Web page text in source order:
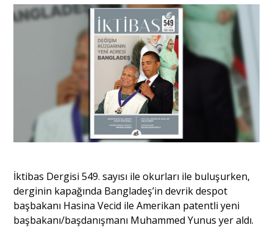
Kültür - Sanat
Ekonomi
Dünya
Söyleşi
Yazı Dizisi
İktibas Dergisi 549. sayısı ile okurları ile buluşurken,
derginin kapağında Bangladeş’in devrik despot
başbakanı Hasina Vecid ile Amerikan patentli yeni
başbakanı/başdanışmanı Muhammed Yunus yer aldı.